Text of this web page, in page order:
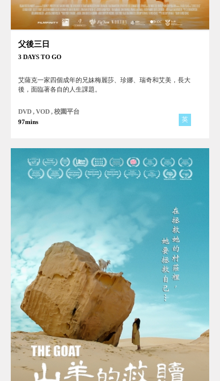
父後三日
3 DAYS TO GO
艾薩克一家四個成年的兄妹梅麗莎、珍娜、瑞奇和艾美，長大
後，面臨著各自的人生課題。
DVD , VOD , 校園平台
97mins
英